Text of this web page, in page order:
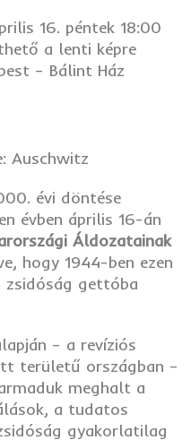
16. péntek 18:00
a lenti képre
– Bálint Ház
Auschwitz
évi döntése
évben április 16-án
Áldozatainak
hogy 1944-ben ezen
zsidóság gettóba
– a revíziós
területű országban –
meghalt a
a tudatos
gyakorlatilag